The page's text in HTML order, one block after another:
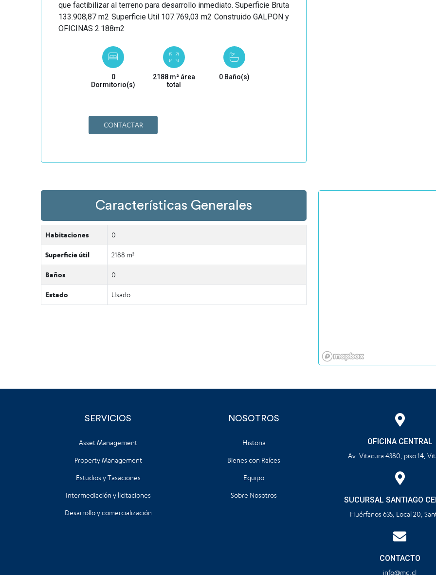
que factibilizar al terreno para desarrollo inmediato. Superficie Bruta
133.908,87 m2 Superficie Util 107.769,03 m2 Construido GALPON y
OFICINAS 2.188m2
0
Dormitorio(s)
2188 m² área
total
0 Baño(s)
CONTACTAR
Características Generales
Habitaciones 0
Superficie útil 2188 m²
Baños 0
Estado Usado
SERVICIOS
Asset Management
Property Management
Estudios y Tasaciones
Intermediación y licitaciones
Desarrollo y comercialización
NOSOTROS
Historia
Bienes con Raíces
Equipo
Sobre Nosotros
OFICINA CENTRAL
Av. Vitacura 4380, piso 14,
SUCURSAL SANTIAGO
Huérfanos 635, Local 20,
CONTACTO
info@mq.cl